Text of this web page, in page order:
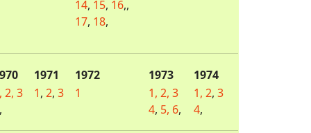
14, 15, 16,,
17, 18,
1971 1972 1973
1974
2, 3
,
1, 2, 3 1 1, 2, 3
4, 5, 6,
1, 2, 3
4,